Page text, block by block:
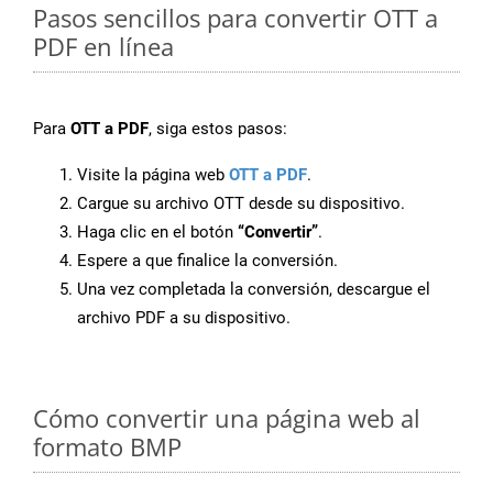
Pasos sencillos para convertir OTT a
PDF en línea
Para OTT a PDF, siga estos pasos:
Visite la página web OTT a PDF.
Cargue su archivo OTT desde su dispositivo.
Haga clic en el botón “Convertir”.
Espere a que finalice la conversión.
Una vez completada la conversión, descargue el
archivo PDF a su dispositivo.
Cómo convertir una página web al
formato BMP